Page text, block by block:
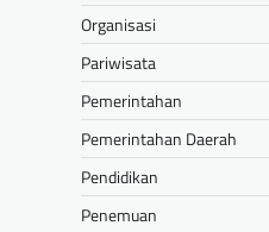
Organisasi
Pariwisata
Pemerintahan
Pemerintahan Daerah
Pendidikan
Penemuan